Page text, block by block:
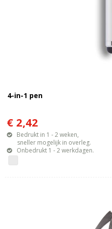
4-in-1 pen
€ 2,42
Bedrukt in 1 - 2 weken,
sneller mogelijk in overleg.
Onbedrukt 1 - 2 werkdagen.